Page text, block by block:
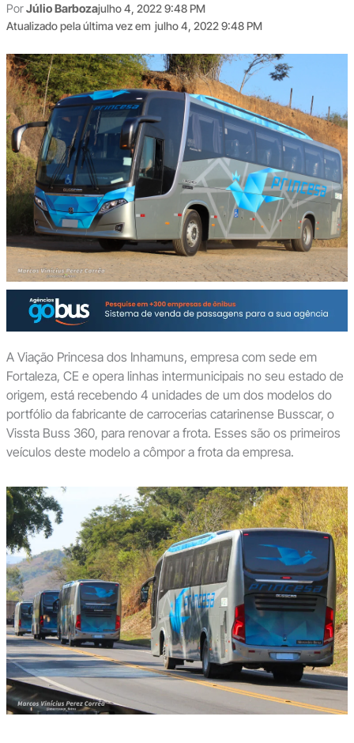
PorJúlio Barbozajulho 4, 2022 9:48 PM
Atualizado pela última vez em julho 4, 2022 9:48 PM
A Viação Princesa dos Inhamuns, empresa com sede em
Fortaleza, CE e opera linhas intermunicipais no seu estado de
origem, está recebendo 4 unidades de um dos modelos do
portfólio da fabricante de carrocerias catarinense Busscar, o
Vissta Buss 360, para renovar a frota. Esses são os primeiros
veículos deste modelo a cômpor a frota da empresa.